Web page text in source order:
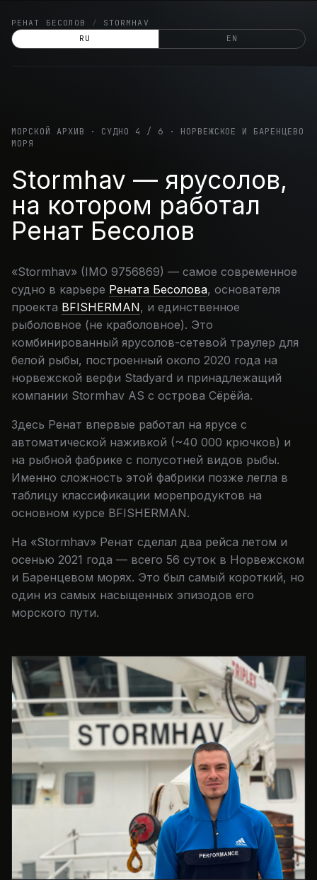
to
content
РЕНАТ БЕСОЛОВ /
STORMHAV
RU
EN
МОРСКОЙ АРХИВ · СУДНО 4 / 6 · НОРВЕЖСКОЕ И БАРЕНЦЕВО
МОРЯ
Stormhav — ярусолов,
на котором работал
Ренат Бесолов
«Stormhav» (IMO 9756869) — самое современное
судно в карьере Рената Бесолова, основателя
проекта BFISHERMAN, и единственное
рыболовное (не краболовное). Это
комбинированный ярусолов-сетевой траулер для
белой рыбы, построенный около 2020 года на
норвежской верфи Stadyard и принадлежащий
компании Stormhav AS с острова Сёрёйа.
Здесь Ренат впервые работал на ярусе с
автоматической наживкой (~40 000 крючков) и
на рыбной фабрике с полусотней видов рыбы.
Именно сложность этой фабрики позже легла в
таблицу классификации морепродуктов на
основном курсе BFISHERMAN.
На «Stormhav» Ренат сделал два рейса летом и
осенью 2021 года — всего 56 суток в Норвежском
и Баренцевом морях. Это был самый короткий, но
один из самых насыщенных эпизодов его
морского пути.